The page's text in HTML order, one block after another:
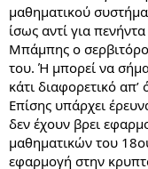
μαθηματικού
ίσως αντί για
Μπάμπης ο
του. Ή μπορεί να
κάτι διαφορετικό
Επίσης υπάρχει
δεν έχουν βρει
μαθηματικών του
εφαρμογή στην